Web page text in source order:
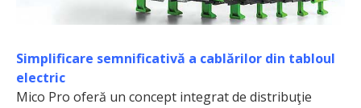
Simplificare semnificativă a cablărilor din tabloul
electric
Mico Pro oferă un concept integrat de distribuţie